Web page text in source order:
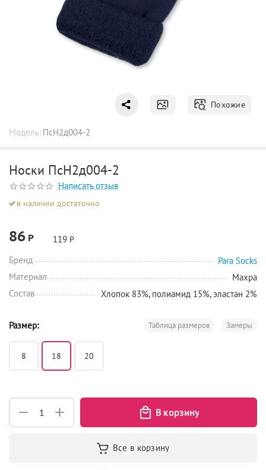
Похожие
Модель: ПсН2д004-2
Носки ПсН2д004-2
Написать отзыв
в наличии достаточно
86 Р 119 Р
Бренд
Para Socks
Материал
Махра
Состав
Хлопок 83%, полиамид 15%, эластан 2%
Размер: Замеры
Таблица размеров
8 18 20
+
−